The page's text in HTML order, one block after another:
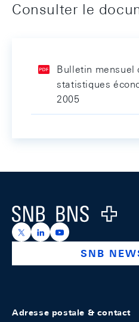
Consulter le
Bulletin mensuel
statistiques
2005
Logo
https://x.com/snb_bns
https://https://
SNB
Adresse postale & contact